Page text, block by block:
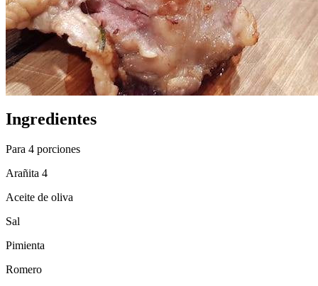
Ingredientes
Para 4 porciones
Arañita 4
Aceite de oliva
Sal
Pimienta
Romero